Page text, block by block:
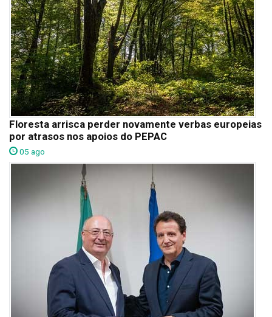
Floresta arrisca perder novamente verbas europeias
por atrasos nos apoios do PEPAC
05 ago